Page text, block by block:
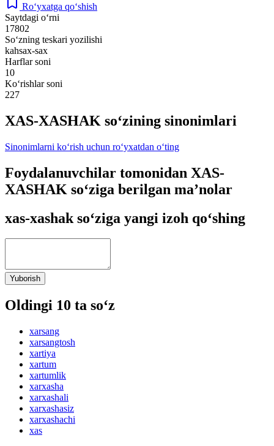
Ro‘yxatga qo‘shish
Saytdagi o‘rni
17802
So‘zning teskari yozilishi
kahsax-sax
Harflar soni
10
Ko‘rishlar soni
227
XAS-XASHAK so‘zining sinonimlari
Sinonimlarni ko‘rish uchun ro‘yxatdan o‘ting
Foydalanuvchilar tomonidan XAS-
XASHAK so‘ziga berilgan ma’nolar
xas-xashak so‘ziga yangi izoh qo‘shing
Yuborish
Oldingi 10 ta so‘z
xarsang
xarsangtosh
xartiya
xartum
xartumlik
xarxasha
xarxashali
xarxashasiz
xarxashachi
xas